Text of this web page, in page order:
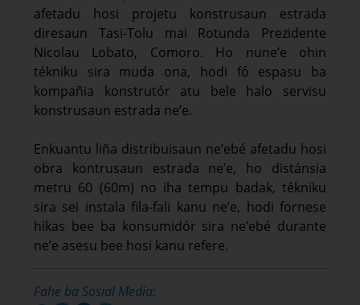
afetadu hosi projetu konstrusaun estrada
diresaun Tasi-Tolu mai Rotunda Prezidente
Nicolau Lobato, Comoro. Ho nune’e ohin
tékniku sira muda ona, hodi fó espasu ba
kompañia konstrutór atu bele halo servisu
konstrusaun estrada ne’e.
Enkuantu liña distribuisaun ne’ebé afetadu hosi
obra kontrusaun estrada ne’e, ho distánsia
metru 60 (60m) no iha tempu badak, tékniku
sira sei instala fila-fali kanu ne’e, hodi fornese
hikas bee ba konsumidór sira ne’ebé durante
ne’e asesu bee hosi kanu refere.
Fahe ba Sosial Media: